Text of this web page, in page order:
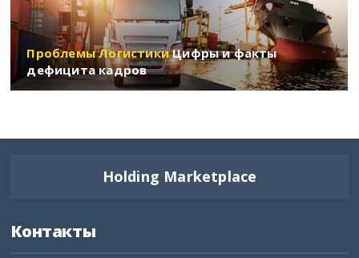
Оренбургская область
Орловская область
Пермский край
Приморский край
Проблемы Логистики Цифры и факты
дефицита кадров
Holding Marketplace
Контакты